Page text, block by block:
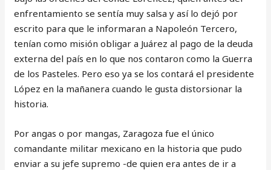
enfrentamiento se sentía muy salsa y así lo dejó por
escrito para que le informaran a Napoleón Tercero,
tenían como misión obligar a Juárez al pago de la deuda
externa del país en lo que nos contaron como la Guerra
de los Pasteles. Pero eso ya se los contará el presidente
López en la mañanera cuando le gusta distorsionar la
historia.
Por angas o por mangas, Zaragoza fue el único
comandante militar mexicano en la historia que pudo
enviar a su jefe supremo -de quien era antes de ir a